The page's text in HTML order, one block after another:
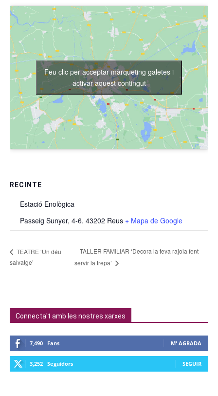
RECINTE
Estació Enològica
Passeig Sunyer, 4-6. 43202 Reus + Mapa de Google
Feu clic per acceptar màrqueting galetes i
activar aquest contingut
TEATRE ‘Un déu
salvatge’
TALLER FAMILIAR ‘Decora la teva rajola fent
servir la trepa’
Connecta't amb les nostres xarxes
7,490 Fans M' AGRADA
3,252 Seguidors SEGUIR